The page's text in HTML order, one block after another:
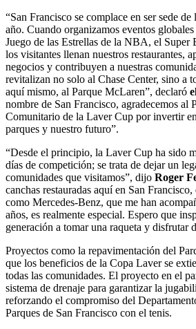
“San Francisco se complace en ser sede
año. Cuando organizamos eventos
Juego de las Estrellas de la NBA, el
los visitantes llenan nuestros restaurantes,
negocios y contribuyen a nuestras
revitalizan no solo al Chase Center, sino a
aquí mismo, al Parque McLaren”, declaró
nombre de San Francisco, agradecemos al
Comunitario de la Laver Cup por invertir
parques y nuestro futuro”.
“Desde el principio, la Laver Cup ha sido
días de competición; se trata de dejar un
comunidades que visitamos”, dijo Roger
canchas restauradas aquí en San
como Mercedes-Benz, que me han
años, es realmente especial. Espero que
generación a tomar una raqueta y disfrutar
Proyectos como la repavimentación del
que los beneficios de la Copa Laver se
todas las comunidades. El proyecto en el
sistema de drenaje para garantizar la
reforzando el compromiso del
Parques de San Francisco con el tenis.